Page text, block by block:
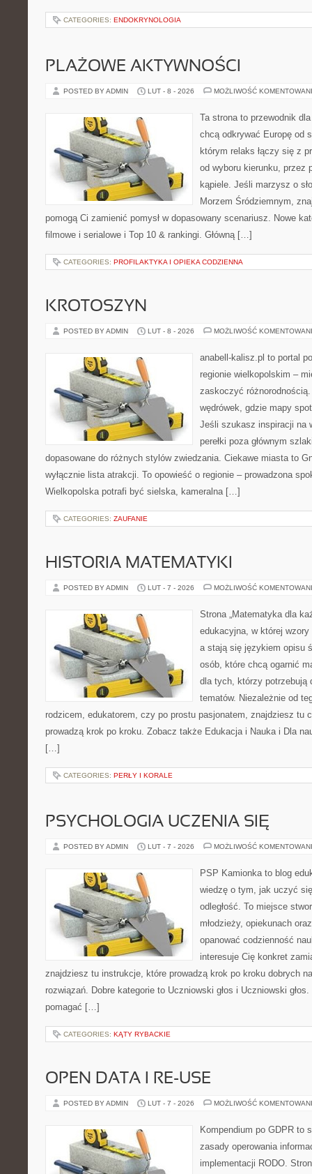
CATEGORIES: ENDOKRYNOLOGIA
PLAŻOWE AKTYWNOŚCI
POSTED BY ADMIN LUT - 8 - 2026 MOŻLIWOŚĆ
Ta strona to przewodnik
chcą odkrywać Europę od
którym relaks łączy się z
od wyboru kierunku, przez
kąpiele. Jeśli marzysz o
Morzem Śródziemnym,
pomogą Ci zamienić pomysł w dopasowany scenariusz. Nowe
filmowe i serialowe i Top 10 & rankingi. Główną […]
CATEGORIES: PROFILAKTYKA I OPIEKA CODZIENNA
KROTOSZYN
POSTED BY ADMIN LUT - 8 - 2026 MOŻLIWOŚĆ
anabell-kalisz.pl to portal
regionie wielkopolskim –
zaskoczyć
wędrówek, gdzie mapy
Jeśli szukasz inspiracji na
perełki poza głównym
dopasowane do różnych stylów zwiedzania. Ciekawe miasta to
wyłącznie lista atrakcji. To opowieść o regionie – prowadzona
Wielkopolska potrafi być sielska, kameralna […]
CATEGORIES: ZAUFANIE
HISTORIA MATEMATYKI
POSTED BY ADMIN LUT - 7 - 2026 MOŻLIWOŚĆ
Strona „Matematyka dla
edukacyjna, w której
a stają się językiem opisu
osób, które chcą ogarnić
dla tych, którzy potrzebują
tematów. Niezależnie od
rodzicem, edukatorem, czy po prostu pasjonatem, znajdziesz tu
prowadzą krok po kroku. Zobacz także Edukacja i Nauka i Dla
[…]
CATEGORIES: PERŁY I KORALE
PSYCHOLOGIA UCZENIA SIĘ
POSTED BY ADMIN LUT - 7 - 2026 MOŻLIWOŚĆ
PSP Kamionka to blog
wiedzę o tym, jak uczyć
odległość. To miejsce
młodzieży, opiekunach
opanować codzienność
interesuje Cię konkret
znajdziesz tu instrukcje, które prowadzą krok po kroku dobrych
rozwiązań. Dobre kategorie to Uczniowski głos i Uczniowski
pomagać […]
CATEGORIES: KĄTY RYBACKIE
OPEN DATA I RE-USE
POSTED BY ADMIN LUT - 7 - 2026 MOŻLIWOŚĆ
Kompendium po GDPR to
zasady operowania
implementacji RODO.